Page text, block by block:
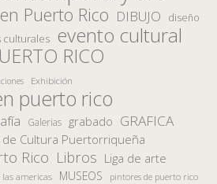
Puerto Rico DIBUJO diseño
culturales evento cultural
RICO
Exhibición
puerto rico
Galerias grabado GRAFICA
Cultura Puertorriqueña
Rico Libros Liga de arte
las americas MUSEOS pintores de puerto rico